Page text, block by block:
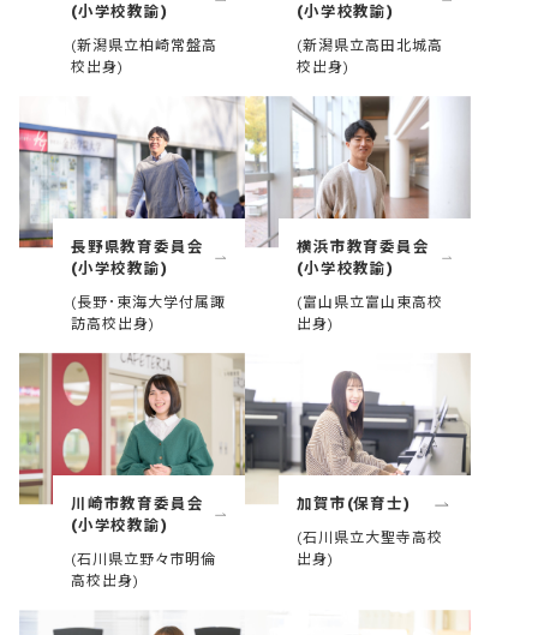
(小学校教諭)
(新潟県立柏崎常盤高
校出身)
(小学校教諭)
(新潟県立高田北城高
校出身)
長野県教育委員会
(小学校教諭)
(長野･東海大学付属諏
訪高校出身)
横浜市教育委員会
(小学校教諭)
(富山県立富山東高校
出身)
川崎市教育委員会
(小学校教諭)
(石川県立野々市明倫
高校出身)
加賀市(保育士)
(石川県立大聖寺高校
出身)